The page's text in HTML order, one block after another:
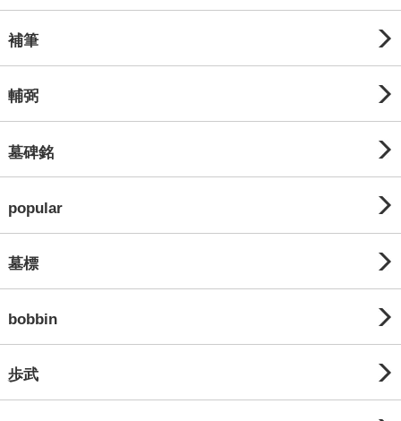
補筆
輔弼
墓碑銘
popular
墓標
bobbin
歩武